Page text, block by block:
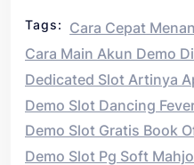
Tags:
Cara Cepat
Cara Main Akun Demo
Dedicated Slot Artinya
Demo Slot Dancing
Demo Slot Gratis Book
Demo Slot Pg Soft